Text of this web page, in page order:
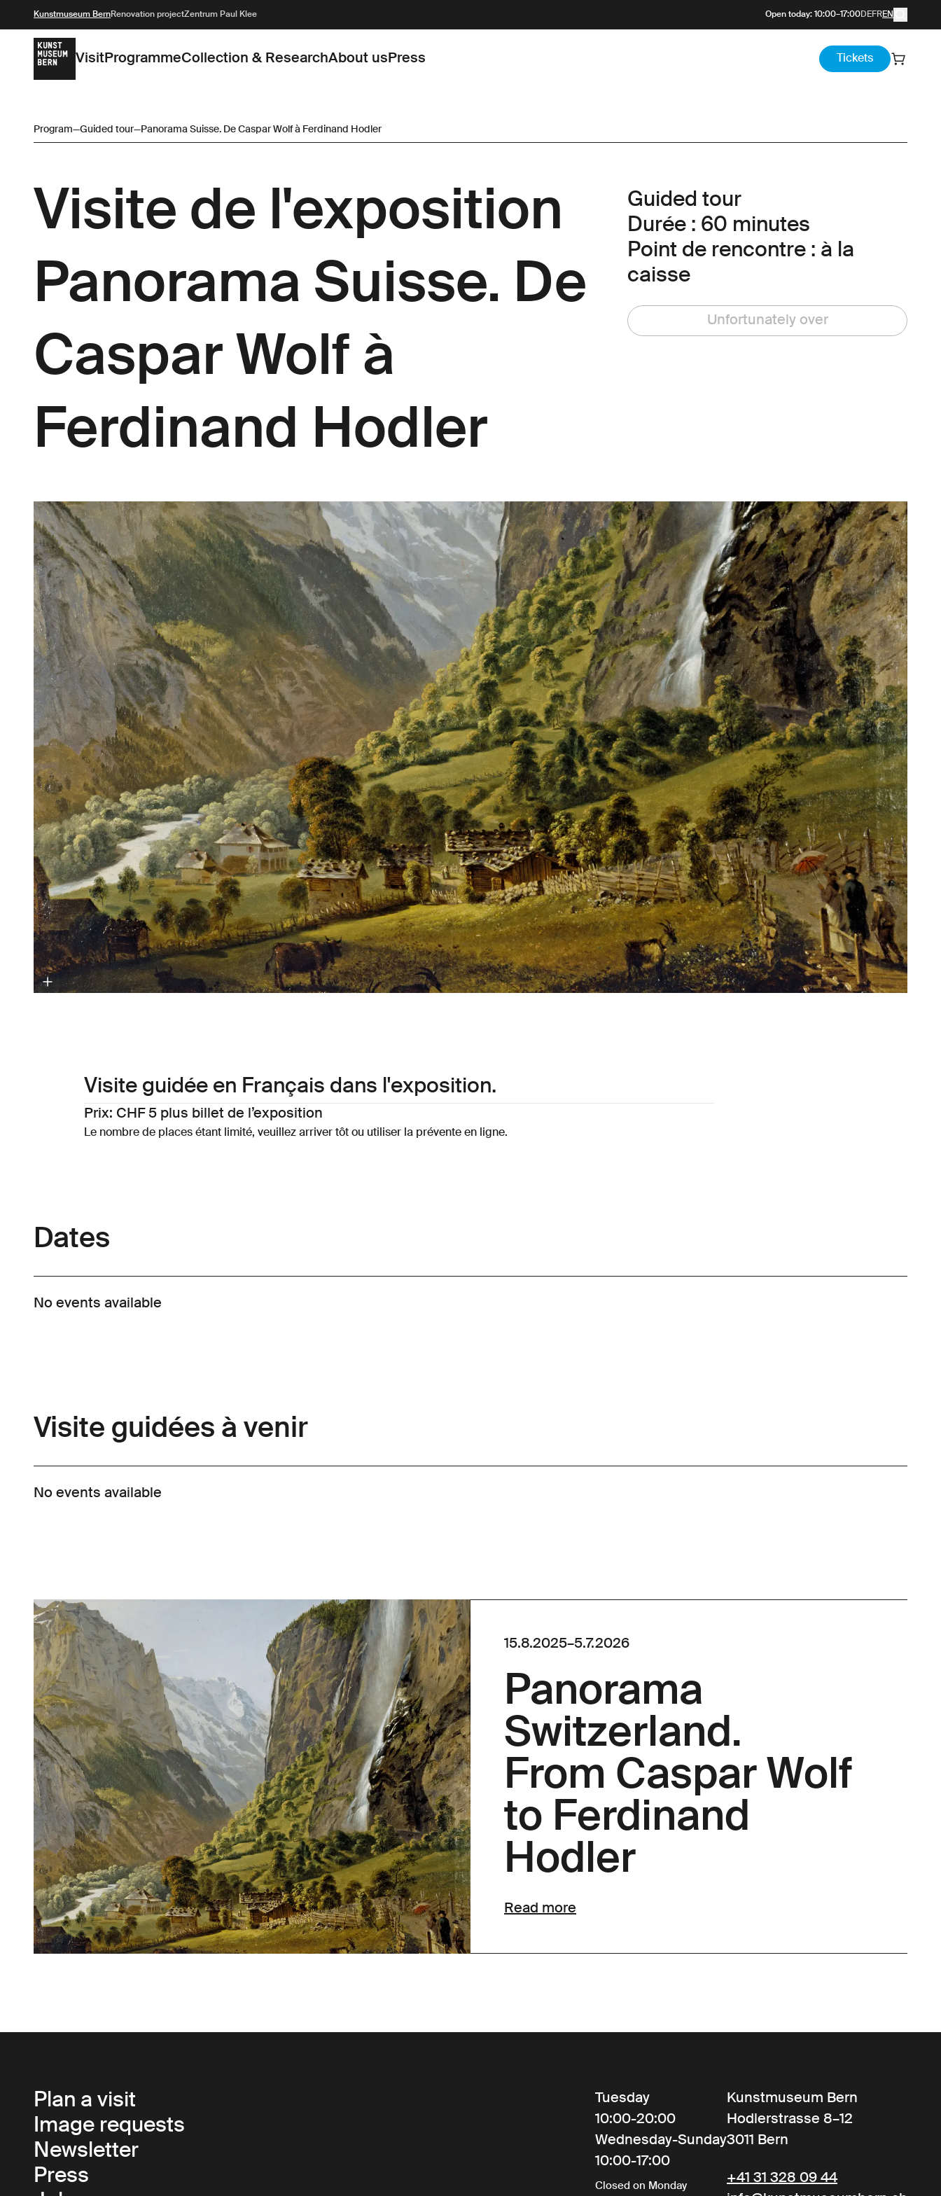
Kunstmuseum BernRenovation projectZentrum Paul Klee Open today: 10:00–17:00DEFREN
VisitProgrammeCollection & ResearchAbout usPress Tickets
Program—Guided tour—Panorama Suisse. De Caspar Wolf à Ferdinand Hodler
Visite de l'exposition
Panorama Suisse. De
Caspar Wolf à
Ferdinand Hodler
Guided tour
Durée : 60 minutes
Point de rencontre : à la
caisse
Unfortunately over
Visite guidée en Français dans l'exposition.
Prix: CHF 5 plus billet de l’exposition
Le nombre de places étant limité, veuillez arriver tôt ou utiliser la prévente en ligne.
Dates
No events available
Visite guidées à venir
No events available
15.8.2025–5.7.2026
Panorama
Switzerland.
From Caspar Wolf
to Ferdinand
Hodler
Read more
Plan a visit
Image requests
Newsletter
Press
Tuesday
10:00-20:00
Wednesday-Sunday
10:00-17:00
Closed on Monday
Kunstmuseum Bern
Hodlerstrasse 8–12
3011 Bern
+41 31 328 09 44